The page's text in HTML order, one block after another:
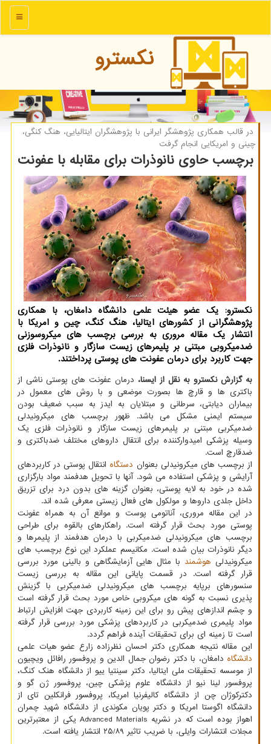
منو
نكسترو
در قالب همكاری پژوهشگر ایرانی با پژوهشگران ایتالیایی، هنگ كنگی،
چینی و امریكایی انجام گرفت
برچسب حاوی نانوذرات برای مقابله با عفونت
نكسترو: یك عضو هیئت علمی دانشگاه دامغان، با همكاری
پژوهشگرانی از كشورهای ایتالیا، هنگ كنگ، چین و امریكا با
انتشار یك مقاله مروری به بررسی برچسب های میكروسوزنی
ضدمیكروبی مبتنی بر پلیمرهای زیست سازگار و نانوذرات فلزی
جهت كاربرد برای درمان عفونت های پوستی پرداختند.
به گزارش نکسترو به نقل از ایسنا، درمان عفونت های پوستی ناشی از
باکتری ها و قارچ ها بصورت موضعی و با روش های معمول در
بیماران دیابتی، سرطانی و مبتلایان به ایدز به سبب ضعیف بودن
سیستم ایمنی مشکل می باشد. ظهور برچسب های میکرونیدلی
ضدمیکربی مبتنی بر پلیمرهای زیست سازگار و نانوذرات فلزی یک
وسیله پزشکی امیدوارکننده برای انتقال داروهای مختلف ضدباکتری و
ضدقارچ است.
از برچسب های میکرونیدلی بعنوان دستگاه انتقال پوستی در کاربردهای
آرایشی و پزشکی استفاده می شود. آنها با تحویل هدفمند مواد بارگزاری
شده در خود به لایه پوستی، بعنوان گزینه های بدون درد برای تزریق
داخل جلدی داروها و مولکول های فعال زیستی معرفی شده اند.
در این مقاله مروری، آناتومی پوست و موانع آن به همراه عفونت
پوستی مورد بحث قرار گرفته است. راهکارهای بالقوه برای طراحی
برچسب های میکرونیدلی ضدمیکربی با درمان هدفمند از پلیمرها و
دیگر نانوذرات بیان شده است. مکانیسم عملکرد این نوع برچسب های
میکرونیدلی هوشمند با مثال هایی آزمایشگاهی و بالینی مورد بررسی
قرار گرفته است. در قسمت پایانی این مقاله به بررسی زیست
سنسورهای برپایه برچسب های میکرونیدلی ضدمیکربی با گزینش
پذیری نسبت به گونه های میکروبی خاص مورد بحث قرار گرفته است
و چشم اندازهای پیش رو برای این زمینه کاربردی جهت افزایش ارتباط
مواد پلیمری ضدمیکربی در کاربردهای پزشکی مورد بررسی قرار گرفته
است تا زمینه ای برای تحقیقات آینده فراهم گردد.
این مقاله نتیجه همکاری دکتر احسان نظرزاده زارع عضو هیات علمی
دانشگاه دامغان، با دکتر رضوان جمال الدین و پروفسور رافائل ویچیون
از موسسه تحقیقات ملی ایتالیا، دکتر سینتیا ییو از دانشگاه هنک کنگ،
پروفسور لینا نیو از دانشگاه علوم پزشکی چین، پروفسور ژن گو و
دکترکوژان چن از دانشگاه کالیفرنیا امریکا، پروفسور فرانکلین تای از
دانشگاه اگوستا امریکا و دکتر پویان مکوندی از دانشگاه شهید چمران
اهواز بوده است که در نشریه Advanced Materials یکی از معتبرترین
مجلات انتشارات وایلی، با ضریب تاثیر ۲۵/۸۹ انتشار یافته است.